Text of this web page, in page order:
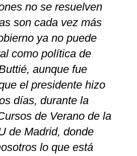
no se resuelven
son cada vez más
ya no puede
como política de
aunque fue
el presidente hizo
días, durante la
de Verano de la
de Madrid, donde
lo que está